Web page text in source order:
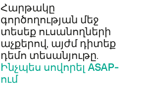
Հարթակը
գործողության մեջ
տեսեք ուսանողների
աչքերով, այժմ դիտեք
դեմո տեսանյութը.
Ինչպես սովորել ASAP-
ում